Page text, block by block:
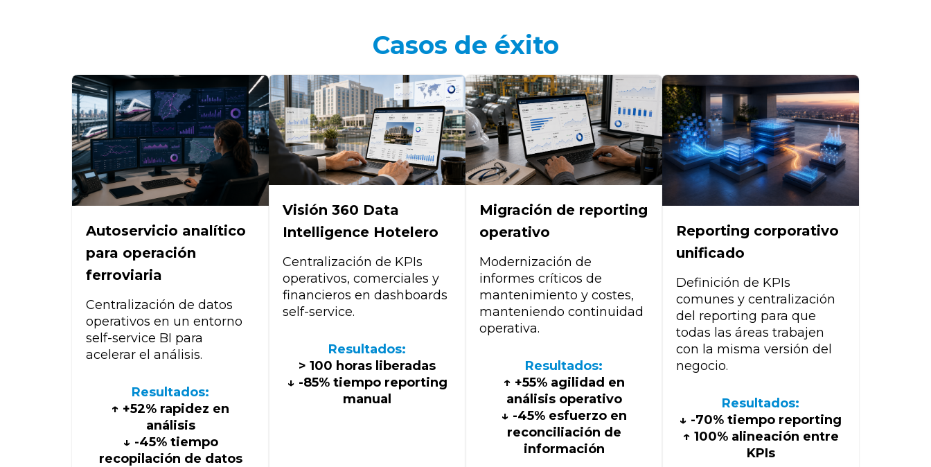
Casos de éxito
Autoservicio analítico
para operación
ferroviaria
Centralización de datos
operativos en un entorno
self-service BI para
acelerar el análisis.
Resultados:
↑ +52% rapidez en
análisis
↓ -45% tiempo
recopilación de datos
Visión 360 Data
Intelligence Hotelero
Centralización de KPIs
operativos, comerciales y
financieros en dashboards
self-service.
Resultados:
> 100 horas liberadas
↓ -85% tiempo reporting
manual
Migración de reporting
operativo
Modernización de
informes críticos de
mantenimiento y costes,
manteniendo continuidad
operativa.
Resultados:
↑ +55% agilidad en
análisis operativo
↓ -45% esfuerzo en
reconciliación de
información
Reporting corporativo
unificado
Definición de KPIs
comunes y centralización
del reporting para que
todas las áreas trabajen
con la misma versión del
negocio.
Resultados:
↓ -70% tiempo reporting
↑ 100% alineación entre
KPIs